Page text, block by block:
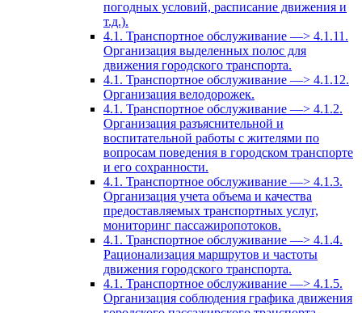
погодных условий, расписание движения и
т.д.).
4.1. Транспортное обслуживание —> 4.1.11.
Организация выделенных полос для
движения городского транспорта.
4.1. Транспортное обслуживание —> 4.1.12.
Организация велодорожек.
4.1. Транспортное обслуживание —> 4.1.2.
Организация разъяснительной и
воспитательной работы с жителями по
вопросам поведения в городском транспорте
и его сохранности.
4.1. Транспортное обслуживание —> 4.1.3.
Организация учета объема и качества
предоставляемых транспортных услуг,
мониторинг пассажиропотоков.
4.1. Транспортное обслуживание —> 4.1.4.
Рационализация маршрутов и частоты
движения городского транспорта.
4.1. Транспортное обслуживание —> 4.1.5.
Организация соблюдения графика движения